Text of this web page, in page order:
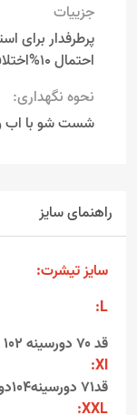
جزییات
پرطرفدار برای
احتمال 10%اختلاف رنگ وجود دارد
نحوه نگهداری:
شست شو با اب
راهنمای سایز
سایز تیشرت:
L:
قد ۷۰ دورسینه 102 دوربازو45 قدآستین ۲2
Xl:
قد71 دورسینه104دوربازو 46 قدآستین ۲3
XXL: